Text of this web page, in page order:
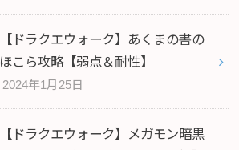
【ドラクエウォーク】あくまの書の
ほこら攻略【弱点＆耐性】
2024年1月25日
【ドラクエウォーク】メガモン暗黒